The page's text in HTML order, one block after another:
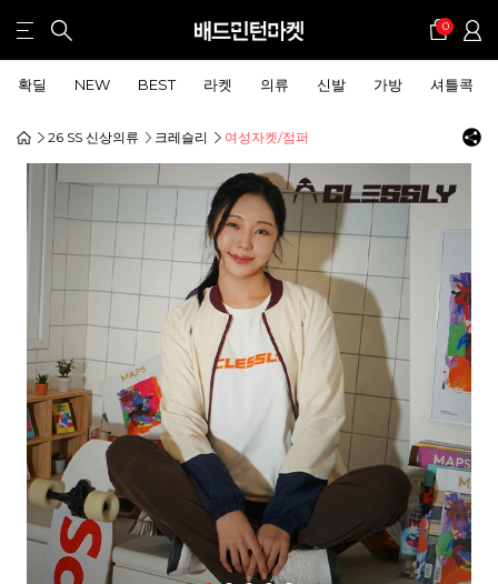
0
확딜 NEW BEST 라켓 의류 신발 가방 셔틀콕
26 SS 신상의류 크레슬리 여성자켓/점퍼